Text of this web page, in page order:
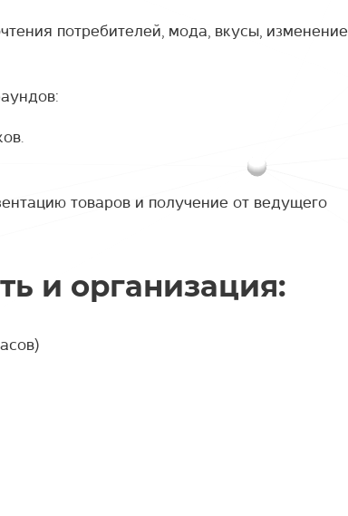
потребителей, мода, вкусы, изменение
товаров и получение от ведущего
и организация: